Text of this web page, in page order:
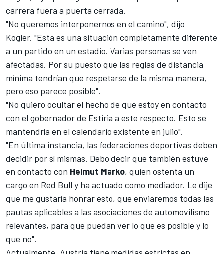
carrera fuera a puerta cerrada.
"No queremos interponernos en el camino", dijo
Kogler. "Esta es una situación completamente diferente
a un partido en un estadio. Varias personas se ven
afectadas. Por su puesto que las reglas de distancia
mínima tendrían que respetarse de la misma manera,
pero eso parece posible".
"No quiero ocultar el hecho de que estoy en contacto
con el gobernador de Estiria a este respecto. Esto se
mantendría en el calendario existente en julio".
"En última instancia, las federaciones deportivas deben
decidir por sí mismas. Debo decir que también estuve
en contacto con Helmut Marko, quien ostenta un
cargo en Red Bull y ha actuado como mediador. Le dije
que me gustaría honrar esto, que enviaremos todas las
pautas aplicables a las asociaciones de automovilismo
relevantes, para que puedan ver lo que es posible y lo
que no".